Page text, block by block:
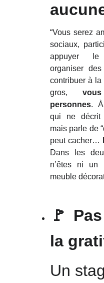
“Vous serez
sociaux,
appuyer le
organiser
contribuer à
gros,
personnes. À
qui ne décrit
mais parle de
peut cacher…
Dans les
n’êtes ni un
meuble
🚩
la
Un